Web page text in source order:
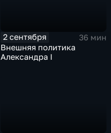
2 сентября
36 мин
Внешняя политика
Александра I